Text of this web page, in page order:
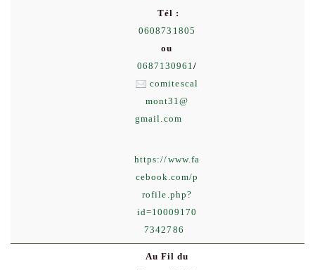
Tél :
0608731805
ou
0687130961/
comitescal
mont31@
gmail.com
https://www.fa
cebook.com/p
rofile.php?
id=10009170
7342786
Au Fil du